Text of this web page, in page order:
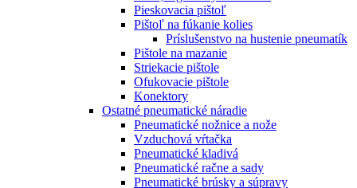
Pieskovacia pištoľ
Pištoľ na fúkanie kolies
Príslušenstvo na hustenie pneumatík
Pištole na mazanie
Striekacie pištole
Ofukovacie pištole
Konektory
Ostatné pneumatické náradie
Pneumatické nožnice a nože
Vzduchová vŕtačka
Pneumatické kladivá
Pneumatické račne a sady
Pneumatické brúsky a súpravy